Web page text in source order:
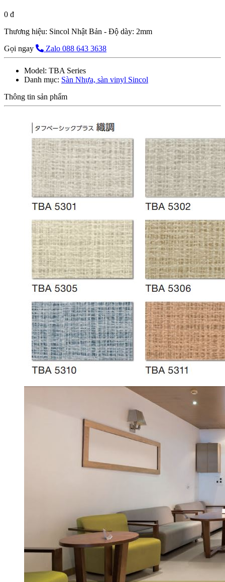
0 đ
Thương hiệu: Sincol Nhật Bản - Độ dày: 2mm
Gọi ngay
Zalo 088 643 3638
Model: TBA Series
Danh mục: Sàn Nhựa, sàn vinyl Sincol
Thông tin sản phẩm